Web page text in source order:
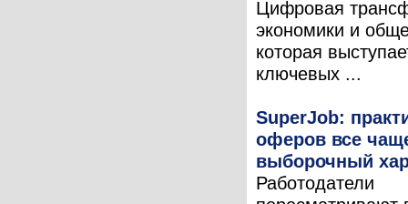
Цифровая
экономики и
которая
ключевых ...
SuperJob:
оферов все
выборочный
Работодатели